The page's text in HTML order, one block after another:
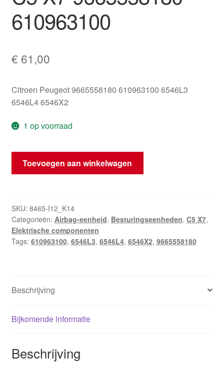
610963100
€ 61,00
Citroen Peugeot 9665558180 610963100 6546L3
6546L4 6546X2
1 op voorraad
Airbagmodule
Citroën
9665558180
610963100
aantal
Toevoegen aan winkelwagen
SKU: 8465-I12_K14
Categorieën: Airbag-eenheid, Besturingseenheden, C5 X7,
Elektrische componenten
Tags: 610963100, 6546L3, 6546L4, 6546X2, 9665558180
Beschrijving
Bijkomende informatie
Beschrijving